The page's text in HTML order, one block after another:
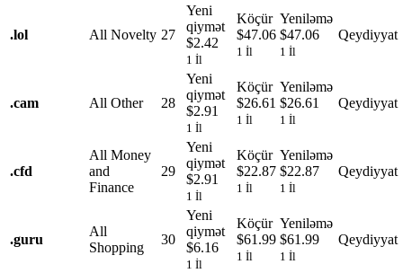
.lol All Novelty 27
Yeni
qiymət
$2.42
1 İl
Köçür
$47.06
1 İl
Yeniləmə
$47.06
1 İl
Qeydiyyat
.cam All Other 28
Yeni
qiymət
$2.91
1 İl
Köçür
$26.61
1 İl
Yeniləmə
$26.61
1 İl
Qeydiyyat
.cfd
All Money
and
Finance
29
Yeni
qiymət
$2.91
1 İl
Köçür
$22.87
1 İl
Yeniləmə
$22.87
1 İl
Qeydiyyat
.guru
All
Shopping
30
Yeni
qiymət
$6.16
1 İl
Köçür
$61.99
1 İl
Yeniləmə
$61.99
1 İl
Qeydiyyat